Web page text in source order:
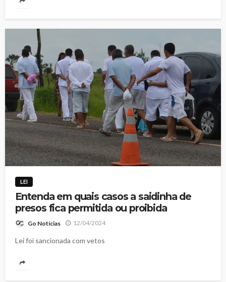
LEI
Entenda em quais casos a saidinha de
presos fica permitida ou proibida
Go Notícias 12/04/2024
Lei foi sancionada com vetos